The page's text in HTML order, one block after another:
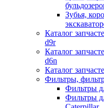
Зубья,
Каталог
d9r
Каталог
d6n
Каталог
Фильтры,
Фильтры
Фильтры